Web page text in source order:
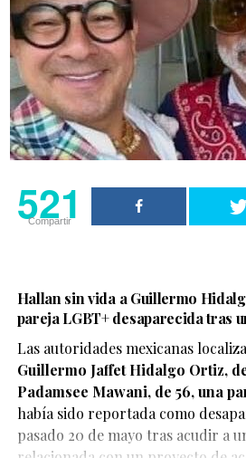
De acuerdo con el testimonio
ambos se encontraban
afecto cuando fueron abordados
521
Compartir
Hallan sin vida a Guillermo
pareja LGBT+ desaparecida tras
Las autoridades mexicanas
Guillermo Jaffet Hidalgo Ortiz,
Padamsee Mawani, de 56, una
había sido reportada como
pasado 20 de mayo tras acudir a